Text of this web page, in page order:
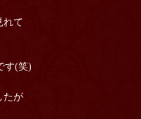
れて
す(笑)
たが